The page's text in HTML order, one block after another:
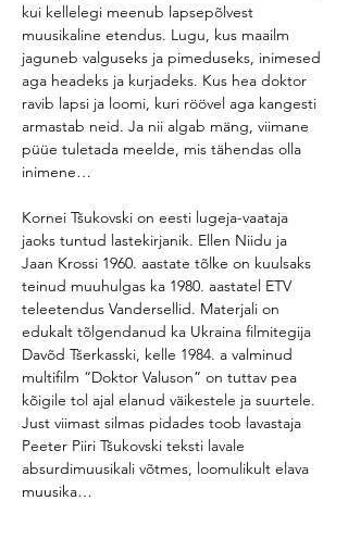
kui kellelegi meenub lapsepõlvest
muusikaline etendus. Lugu, kus maailm
jaguneb valguseks ja pimeduseks, inimesed
aga headeks ja kurjadeks. Kus hea doktor
ravib lapsi ja loomi, kuri röövel aga kangesti
armastab neid. Ja nii algab mäng, viimane
püüe tuletada meelde, mis tähendas olla
inimene…
Kornei Tšukovski on eesti lugeja-vaataja
jaoks tuntud lastekirjanik. Ellen Niidu ja
Jaan Krossi 1960. aastate tõlke on kuulsaks
teinud muuhulgas ka 1980. aastatel ETV
teleetendus Vandersellid. Materjali on
edukalt tõlgendanud ka Ukraina filmitegija
Davõd Tšerkasski, kelle 1984. a valminud
multifilm “Doktor Valuson” on tuttav pea
kõigile tol ajal elanud väikestele ja suurtele.
Just viimast silmas pidades toob lavastaja
Peeter Piiri Tšukovski teksti lavale
absurdimuusikali võtmes, loomulikult elava
muusika…